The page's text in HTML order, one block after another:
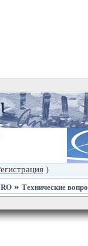
)
» Технические